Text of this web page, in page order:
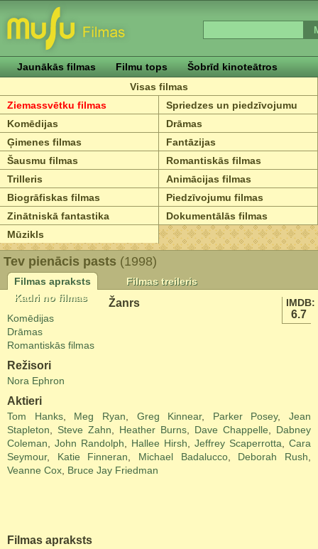
Jaunākās filmas Filmu tops
Šobrīd kinoteātros
Visas filmas
Ziemassvētku filmas
Spriedzes un piedzīvojumu
Komēdijas
Drāmas
Ģimenes filmas
Fantāzijas
Šausmu filmas
Romantiskās filmas
Trilleris
Animācijas filmas
Biogrāfiskas filmas
Piedzīvojumu filmas
Zinātniskā fantastika
Dokumentālās filmas
Mūzikls
Tev pienācis pasts (1998)
Filmas apraksts
Filmas treileris
Kadri no filmas
IMDB:
6.7
Žanrs
Komēdijas
Drāmas
Romantiskās filmas
Režisori
Nora Ephron
Aktieri
Tom Hanks, Meg Ryan Greg Kinnear, Parker Posey, Jean
Stapleton
Steve Zahn Heather Burns Dave Chappelle
Dabney
Coleman
John Randolph Hallee Hirsh Jeffrey Scaperrotta
Cara
Seymour, Katie Finneran Michael Badalucco, Deborah Rush
Veanne Cox Bruce Jay Friedman
Filmas apraksts